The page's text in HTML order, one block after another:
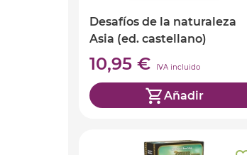
Desafíos de la naturaleza
Asia (ed. castellano)
10,95 € IVA incluido
Añadir